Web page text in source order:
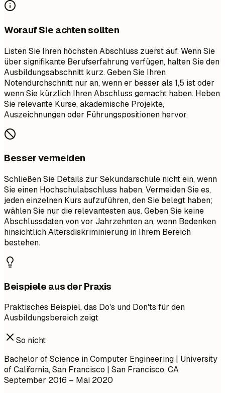
Worauf Sie achten sollten
Listen Sie Ihren höchsten Abschluss zuerst auf. Wenn Sie
über signifikante Berufserfahrung verfügen, halten Sie den
Ausbildungsabschnitt kurz. Geben Sie Ihren
Notendurchschnitt nur an, wenn er besser als 1,5 ist oder
wenn Sie kürzlich Ihren Abschluss gemacht haben. Heben
Sie relevante Kurse, akademische Projekte,
Auszeichnungen oder Führungspositionen hervor.
Besser vermeiden
Schließen Sie Details zur Sekundarschule nicht ein, wenn
Sie einen Hochschulabschluss haben. Vermeiden Sie es,
jeden einzelnen Kurs aufzuführen, den Sie belegt haben;
wählen Sie nur die relevantesten aus. Geben Sie keine
Abschlussdaten von vor Jahrzehnten an, wenn Bedenken
hinsichtlich Altersdiskriminierung in Ihrem Bereich
bestehen.
Beispiele aus der Praxis
Praktisches Beispiel, das Do's und Don'ts für den
Ausbildungsbereich zeigt
So nicht
Bachelor of Science in Computer Engineering | University
of California, San Francisco | San Francisco, CA
September 2016 – Mai 2020